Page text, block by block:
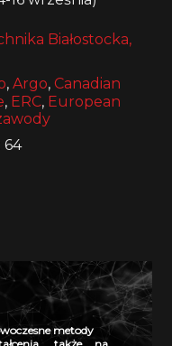
Białostocka,
, Argo, Canadian
, ERC, European
64
metody